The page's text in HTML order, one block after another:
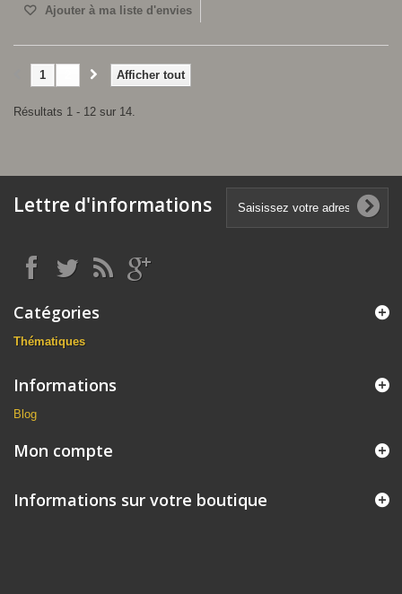
Ajouter à ma liste d'envies
Afficher tout
1
Résultats 1 - 12 sur 14.
Lettre d'informations
Catégories
Thématiques
Informations
Blog
Mon compte
Informations sur votre boutique